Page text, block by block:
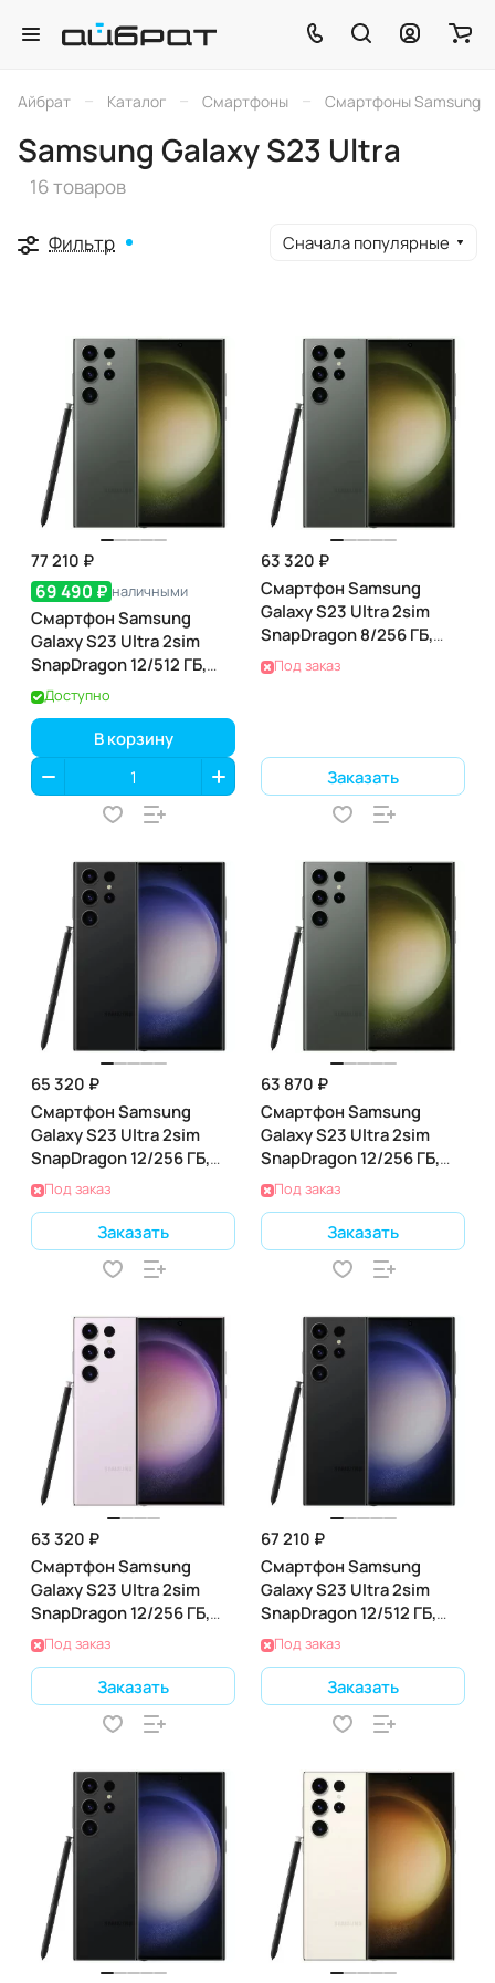
Айбрат – Каталог – Смартфоны – Смартфоны Samsung
Samsung Galaxy S23 Ultra
16 товаров
Фильтр Сначала популярные
77 210 ₽
69 490 ₽ наличными
Смартфон Samsung
Galaxy S23 Ultra 2sim
SnapDragon 12/512 ГБ,
зеленый (SM-S918B)
Доступно
В корзину
63 320 ₽
Смартфон Samsung
Galaxy S23 Ultra 2sim
SnapDragon 8/256 ГБ,
зеленый (SM-S918B)
Под заказ
Заказать
65 320 ₽
Смартфон Samsung
Galaxy S23 Ultra 2sim
SnapDragon 12/256 ГБ,
черный фантом (SM-
S918B)
Под заказ
Заказать
63 870 ₽
Смартфон Samsung
Galaxy S23 Ultra 2sim
SnapDragon 12/256 ГБ,
зеленый (SM-S918B)
Под заказ
Заказать
63 320 ₽
Смартфон Samsung
Galaxy S23 Ultra 2sim
SnapDragon 12/256 ГБ,
лаванда (SM-S918B)
Под заказ
Заказать
67 210 ₽
Смартфон Samsung
Galaxy S23 Ultra 2sim
SnapDragon 12/512 ГБ,
черный фантом (SM-
S918B)
Под заказ
Заказать